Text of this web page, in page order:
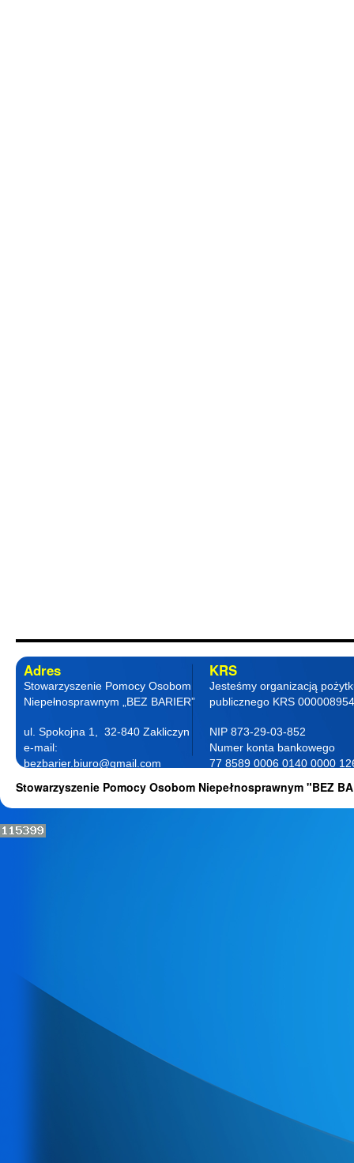
Adres
Stowarzyszenie Pomocy Osobom
Niepełnosprawnym „BEZ BARIER”
ul. Spokojna 1, 32-840 Zakliczyn
e-mail:
bezbarier.biuro@gmail.com
KRS
Jesteśmy organizacją
publicznego KRS
NIP 873-29-03-852
Numer konta bankowego
77 8589 0006 0140 0000
Stowarzyszenie Pomocy Osobom Niepełnosprawnym "BEZ